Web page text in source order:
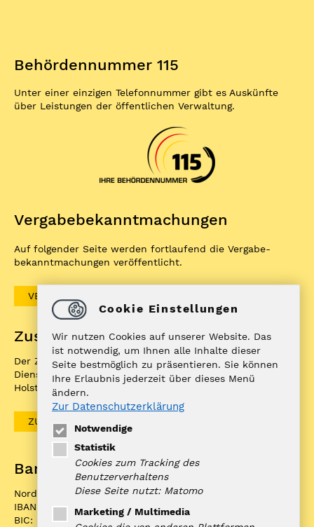
Behördennummer 115
Unter einer einzigen Telefonnummer gibt es Auskünfte
über Leistungen der öffentlichen Verwaltung.
Vergabe­bekannt­machungen
Auf folgender Seite werden fortlaufend die Vergabe­
bekannt­machungen veröffentlicht.
VERGABEBEKANNTMACHUNGEN
Zuständigkeitenfinder
Der ZuFiSH ist ein Informations­portal rund um
Dienstleistungen, die die öffentliche Hand in Schleswig-
Holstein Ihnen als BürgerIn anbietet.
ZUFISH
Bankverbindung
Nord-Ostsee Sparkasse
IBAN: DE10 2175 0000 0070 0321 98
BIC: NOLADE21NOS
Cookie Einstellungen
Wir nutzen Cookies auf unserer Website. Das
ist notwendig, um Ihnen alle Inhalte dieser
Seite bestmöglich zu präsentieren. Sie können
Ihre Erlaubnis jederzeit über dieses Menü
ändern.
Zur Datenschutzerklärung
Notwendige
Statistik
Cookies zum Tracking des
Benutzerverhaltens
Diese Seite nutzt: Matomo
Marketing / Multimedia